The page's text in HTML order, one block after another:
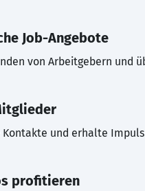
Job-Angebote
von Arbeitgebern und
Kontakte und erhalte
profitieren